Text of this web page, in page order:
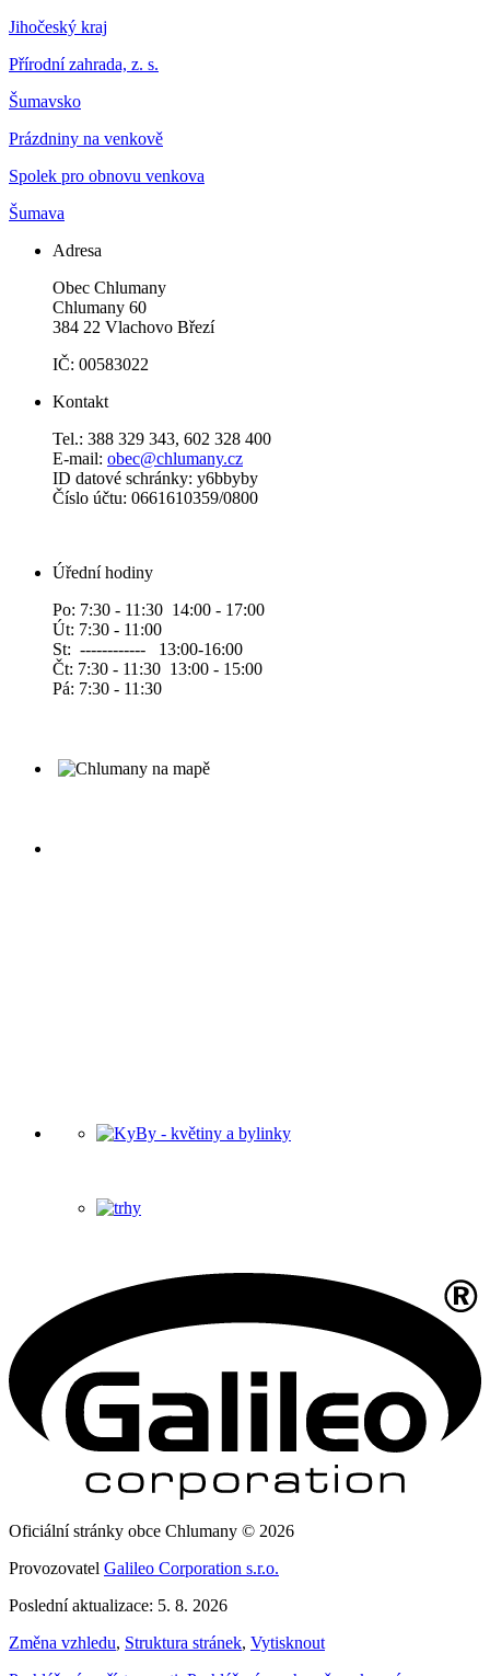
Jihočeský kraj
Přírodní zahrada, z. s.
Šumavsko
Prázdniny na venkově
Spolek pro obnovu venkova
Šumava
Adresa
Obec Chlumany
Chlumany 60
384 22 Vlachovo Březí
IČ: 00583022
Kontakt
Tel.: 388 329 343, 602 328 400
E-mail: obec@chlumany.cz
ID datové schránky: y6bbyby
Číslo účtu: 0661610359/0800
Úřední hodiny
Po: 7:30 - 11:30 14:00 - 17:00
Út: 7:30 - 11:00
St: ------------ 13:00-16:00
Čt: 7:30 - 11:30 13:00 - 15:00
Pá: 7:30 - 11:30
Oficiální stránky obce Chlumany © 2026
Provozovatel Galileo Corporation s.r.o.
Poslední aktualizace: 5. 8. 2026
Změna vzhledu, Struktura stránek, Vytisknout